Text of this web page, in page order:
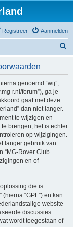
Aanmelden
Registreer
genoemd “wij”,
r.nl/forum”), ga je
gaat met deze
dan niet langer.
te wijzigen en
brengen, het is echter
op wijzigingen.
langer gebruik van
“MG-Rover Club
en of
die is
” (hierna “GPL”) en kan
website
discussies
wordt toegestaan of